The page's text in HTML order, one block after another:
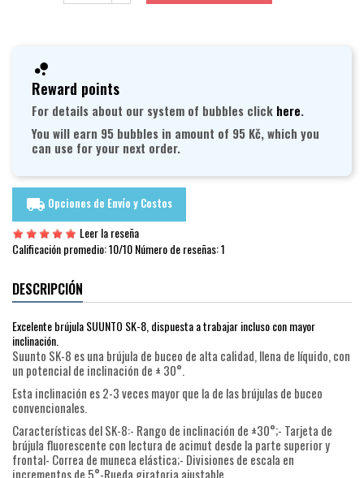
Reward points
For details about our system of bubbles click here.
You will earn 95 bubbles in amount of 95 Kč, which you
can use for your next order.
local_shipping Opciones de Envío y Costos
Leer la reseña
Calificación promedio:10/10 Número de reseñas:1
DESCRIPCIÓN
Excelente brújula SUUNTO SK-8, dispuesta a trabajar incluso con mayor
inclinación.
Suunto SK-8 es una brújula de buceo de alta calidad, llena de líquido, con
un potencial de inclinación de ± 30°.
Esta inclinación es 2-3 veces mayor que la de las brújulas de buceo
convencionales.
Características del SK-8:- Rango de inclinación de ±30°;- Tarjeta de
brújula fluorescente con lectura de acimut desde la parte superior y
frontal- Correa de muneca elástica;- Divisiones de escala en
incrementos de 5°-Rueda giratoria ajustable.